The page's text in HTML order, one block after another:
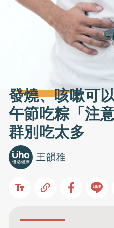
發燒、咳嗽可
午節吃粽「注
群別吃太多
王韻雅